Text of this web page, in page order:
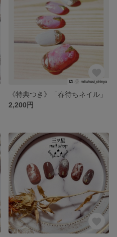
《特典つき》「春待ちネイル」
2,200円